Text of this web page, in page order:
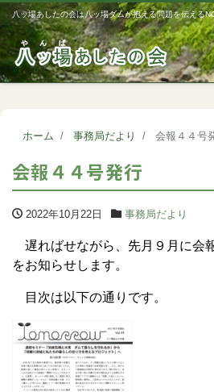
八ッ場あしたの会は八ッ場ダムが抱える問題を伝える
ホーム 事務局だより 会報４４号
会報４４号発行
2022年10月22日 事務局だより
遅ればせながら、先月９月に会
をお知らせします。
目次は以下の通りです。